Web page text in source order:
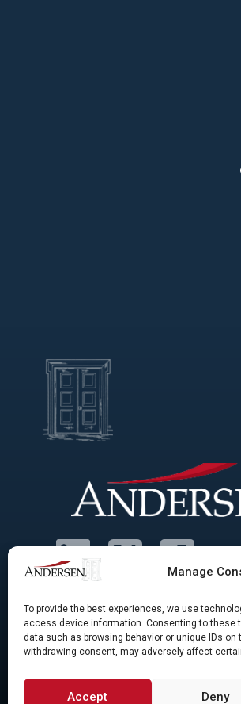
Manage
To provide the best experiences, we use
access device information. Consenting to these
data such as browsing behavior or unique IDs
withdrawing consent, may adversely affect
Accept Deny
© Andersen LLC, Andersen LLP, Comptables
juridiquement distincts et indépendants situés à